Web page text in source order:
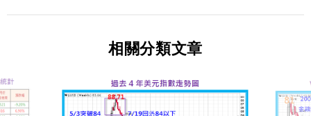
相關分類文章